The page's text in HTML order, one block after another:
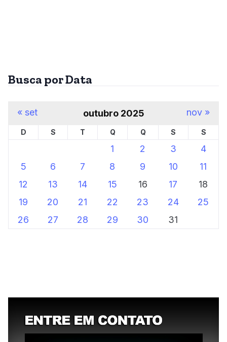
Busca por Data
outubro 2025
D S T Q Q S S
1 2 3
4
5
6 7 8 9 10
11
12
13 14 15 16 17
18
19
20 21 22 23 24
25
26
27 28 29 30 31
« set nov »